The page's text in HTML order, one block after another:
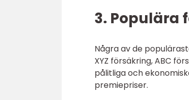
3. Populära
Några av de
XYZ försäkring, ABC
pålitliga och
premiepriser.